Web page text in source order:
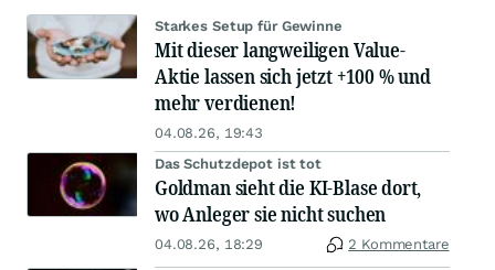
Starkes Setup für Gewinne
Mit dieser langweiligen Value-
Aktie lassen sich jetzt +100 % und
mehr verdienen!
04.08.26, 19:43
Das Schutzdepot ist tot
Goldman sieht die KI-Blase dort,
wo Anleger sie nicht suchen
04.08.26, 18:29 2 Kommentare